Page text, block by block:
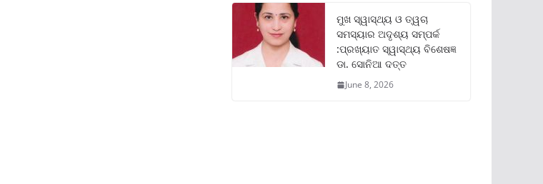
ମୁଖ ସ୍ୱାସ୍ଥ୍ୟ ଓ ତ୍ୱଚା
ସମସ୍ୟାର ଅଦୃଶ୍ୟ ସମ୍ପର୍କ
:ପ୍ରଖ୍ୟାତ ସ୍ୱାସ୍ଥ୍ୟ ବିଶେଷଜ୍ଞ
ଡା. ସୋନିଆ ଦତ୍ତ
June 8, 2026